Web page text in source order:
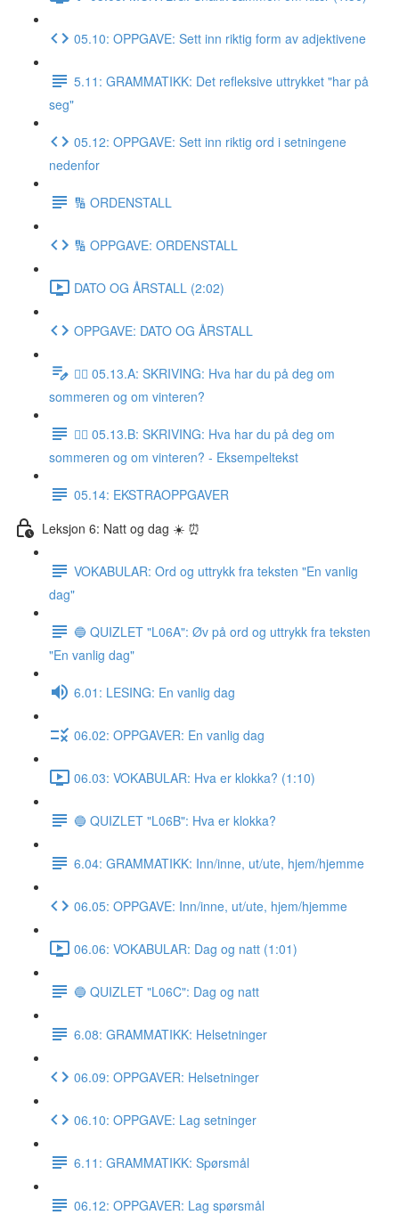
05.10: OPPGAVE: Sett inn riktig form av adjektivene
5.11: GRAMMATIKK: Det refleksive uttrykket "har på
seg"
05.12: OPPGAVE: Sett inn riktig ord i setningene
nedenfor
🔢 ORDENSTALL
🔢 OPPGAVE: ORDENSTALL
DATO OG ÅRSTALL (2:02)
OPPGAVE: DATO OG ÅRSTALL
✍🏼 05.13.A: SKRIVING: Hva har du på deg om
sommeren og om vinteren?
✍🏼 05.13.B: SKRIVING: Hva har du på deg om
sommeren og om vinteren? - Eksempeltekst
05.14: EKSTRAOPPGAVER
Leksjon 6: Natt og dag ☀️ ⏰
VOKABULAR: Ord og uttrykk fra teksten "En vanlig
dag"
🔵 QUIZLET "L06A": Øv på ord og uttrykk fra teksten
"En vanlig dag"
6.01: LESING: En vanlig dag
06.02: OPPGAVER: En vanlig dag
06.03: VOKABULAR: Hva er klokka? (1:10)
🔵 QUIZLET "L06B": Hva er klokka?
6.04: GRAMMATIKK: Inn/inne, ut/ute, hjem/hjemme
06.05: OPPGAVE: Inn/inne, ut/ute, hjem/hjemme
06.06: VOKABULAR: Dag og natt (1:01)
🔵 QUIZLET "L06C": Dag og natt
6.08: GRAMMATIKK: Helsetninger
06.09: OPPGAVER: Helsetninger
06.10: OPPGAVE: Lag setninger
6.11: GRAMMATIKK: Spørsmål
06.12: OPPGAVER: Lag spørsmål